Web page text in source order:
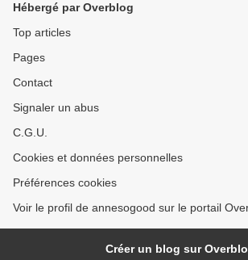
Hébergé par Overblog
Top articles
Pages
Contact
Signaler un abus
C.G.U.
Cookies et données personnelles
Préférences cookies
Voir le profil de annesogood sur le portail
Créer un blog sur